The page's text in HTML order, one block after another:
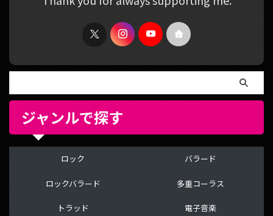
ジャンルで探す
ロック
ロックバラード
トラッド
バラード
多重コーラス
電子音楽